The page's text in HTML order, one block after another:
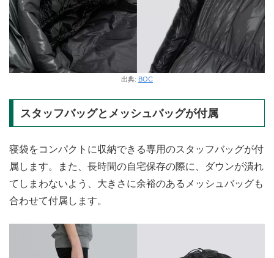
出典: BOC
スタッフバッグとメッシュバッグが付属
寝袋をコンパクトに収納できる専用のスタッフバッグが付
属します。また、長時間の自宅保存の際に、ダウンが潰れ
てしまわないよう、大きさに余裕のあるメッシュバッグも
合わせて付属します。